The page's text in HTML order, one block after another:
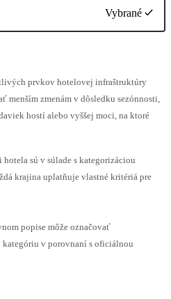
Vybrané
prvkov hotelovej infraštruktúry
menším zmenám v dôsledku sezónnosti,
hostí alebo vyššej moci, na ktoré
sú v súlade s kategorizáciou
krajina uplatňuje vlastné kritériá pre
popise môže označovať
v porovnaní s oficiálnou